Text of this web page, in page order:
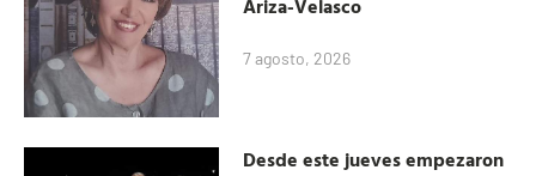
Ariza-Velasco
7 agosto, 2026
Desde este jueves empezaron